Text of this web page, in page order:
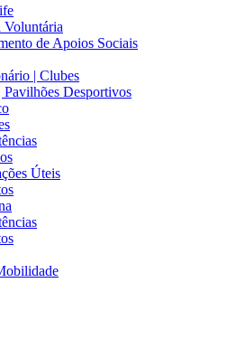
de Apoios Sociais
| Clubes
Pavilhões Desportivos
Úteis